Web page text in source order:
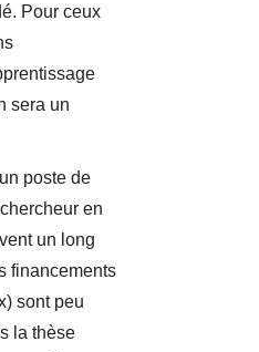
Pour ceux
sera un
poste de
en
un long
financements
sont peu
la thèse